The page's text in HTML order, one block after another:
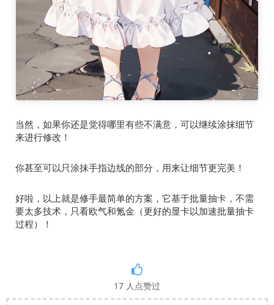
当然，如果你还是觉得哪里有些不满意，可以继续涂抹细节
来进行修改！
你甚至可以只涂抹手指边线的部分，用来让细节更完美！
好啦，以上就是修手最简单的方案，它基于批量抽卡，不需
要太多技术，只看欧气和氪金（更好的显卡以加速批量抽卡
过程）！
17 人点赞过